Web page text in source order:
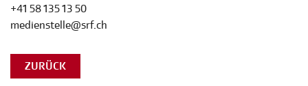
+41 58 135 13 50
medienstelle@srf.ch
ZURÜCK